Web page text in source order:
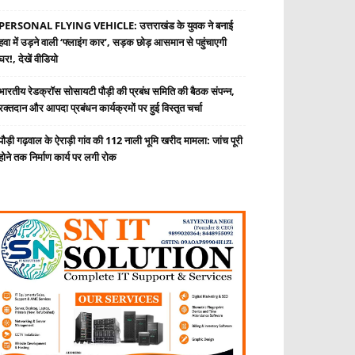
FLYING VEHICLE: उत्तराखंड के युवक ने बनाई
में उड़ने वाली ‘फ्लाइंग कार’, सड़क छोड़ आसमान से पहुंचाएगी
देखें वीडियो
रेडक्रॉस सोसायटी पौड़ी की प्रबंध समिति की बैठक संपन्न,
और आपदा प्रबंधन कार्यक्रमों पर हुई विस्तृत चर्चा
गढ़वाल के ऐराड़ी गांव की 112 नाली भूमि खरीद मामला: जांच पूरी
तक निर्माण कार्य पर लगी रोक